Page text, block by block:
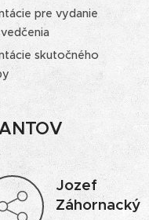
pre vydanie
skutočného
Jozef
Záhornacký